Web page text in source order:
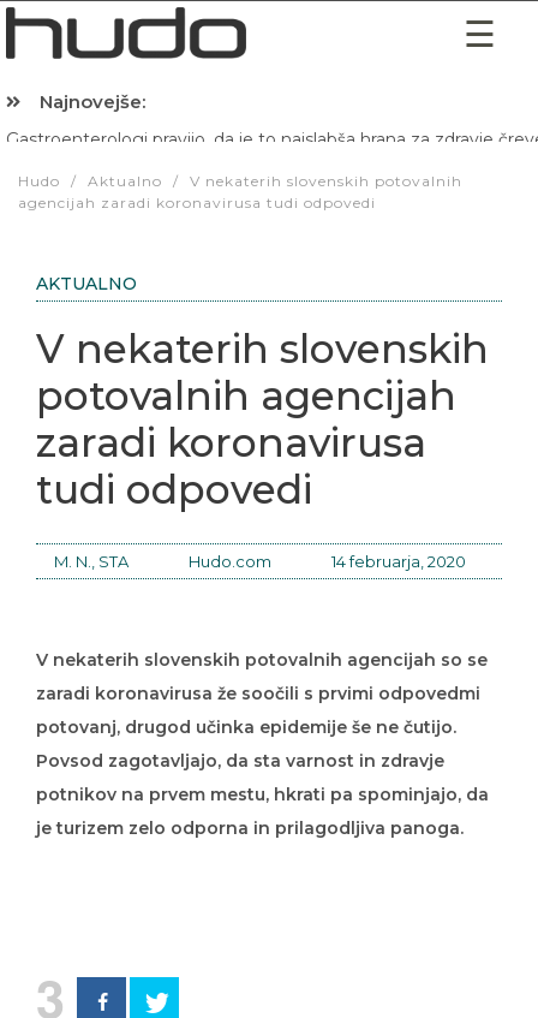
Najnovejše:
Hibernacijska dieta: Zakaj je pred spanjem dobro pojesti žlico
agencijah zaradi koronavirusa tudi odpovedi
V nekaterih slovenskih
potovalnih agencijah
zaradi koronavirusa
tudi odpovedi
M. N., STA Hudo.com 14 februarja, 2020
zaradi koronavirusa že soočili s prvimi odpovedmi
potovanj, drugod učinka epidemije še ne čutijo.
Povsod zagotavljajo, da sta varnost in zdravje
potnikov na prvem mestu, hkrati pa spominjajo, da
je turizem zelo odporna in prilagodljiva panoga.
3